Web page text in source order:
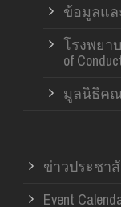
ข้อมูลแ
โรงพยา
of
มูลนิธิค
ข่าวประชา
Event